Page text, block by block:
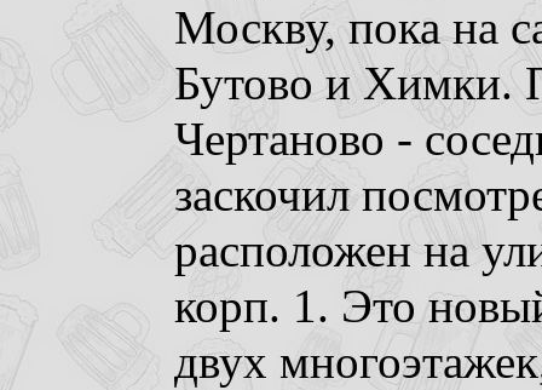
Москву, пока на
Бутово и Химки.
Чертаново -
заскочил
расположен на
корп. 1. Это
двух